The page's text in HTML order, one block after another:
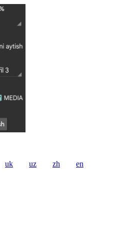
uk uz zh en